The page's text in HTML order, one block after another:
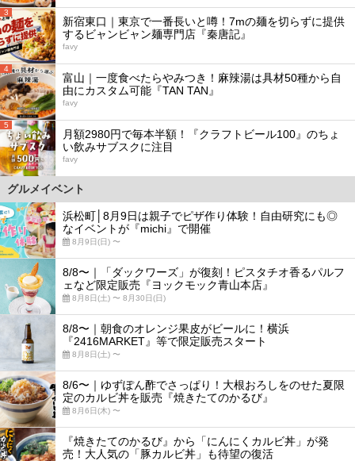
3
新宿東口｜東京で一番長いと噂！7mの麺を切らずに提供
するビャンビャン麺専門店『秦唐記』
favy
4
富山｜一度食べたらやみつき！麻辣湯は具材50種から自
由にカスタム可能『TAN TAN』
favy
5
月額2980円で毎本半額！『クラフトビール100』のちょ
い飲みサブスクに注目
favy
グルメイベント
浜松町│8月9日は親子でピザ作り体験！自由研究にも◎
なイベントが『michi』で開催
8月9日(日) 〜
8/8〜｜「ダックワーズ」が復刻！ピスタチオ香るパルフ
ェなど限定販売『ヨックモック青山本店』
8月8日(土) 〜 8月30日(日)
8/8〜｜朝食のオレンジ果皮がビールに！横浜
『2416MARKET』等で限定販売スタート
8月8日(土) 〜
8/6〜｜ゆずぽん酢でさっぱり！大根おろしをのせた夏限
定のカルビ丼を販売『焼きたてのかるび』
8月6日(木) 〜
『焼きたてのかるび』から「にんにくカルビ丼」が発
売！大人気の「豚カルビ丼」も待望の復活